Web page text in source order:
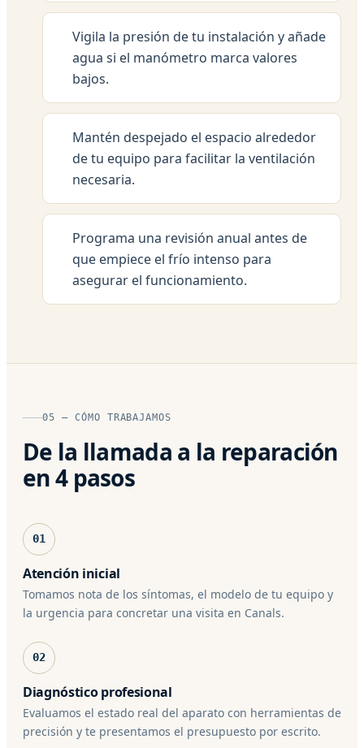
Vigila la presión de tu instalación y añade
agua si el manómetro marca valores
bajos.
Mantén despejado el espacio alrededor
de tu equipo para facilitar la ventilación
necesaria.
Programa una revisión anual antes de
que empiece el frío intenso para
asegurar el funcionamiento.
05 — CÓMO TRABAJAMOS
De la llamada a la reparación
en 4 pasos
01
Atención inicial
Tomamos nota de los síntomas, el modelo de tu equipo y
la urgencia para concretar una visita en Canals.
02
Diagnóstico profesional
Evaluamos el estado real del aparato con herramientas de
precisión y te presentamos el presupuesto por escrito.